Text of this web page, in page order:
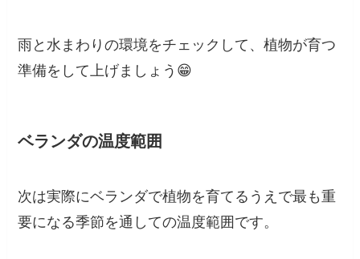
雨と水まわりの環境をチェックして、植物が育つ
準備をして上げましょう😁
ベランダの温度範囲
次は実際にベランダで植物を育てるうえで最も重
要になる季節を通しての温度範囲です。